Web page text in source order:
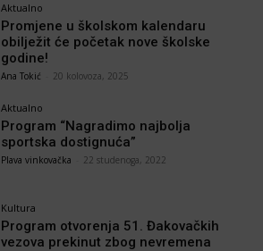
Aktualno
Promjene u školskom kalendaru
obilježit će početak nove školske
godine!
Ana Tokić 20 kolovoza, 2025
Aktualno
Program “Nagradimo najbolja
sportska dostignuća”
Plava vinkovačka 22 studenoga, 2022
Kultura
Program otvorenja 51. Đakovačkih
vezova prekinut zbog nevremena